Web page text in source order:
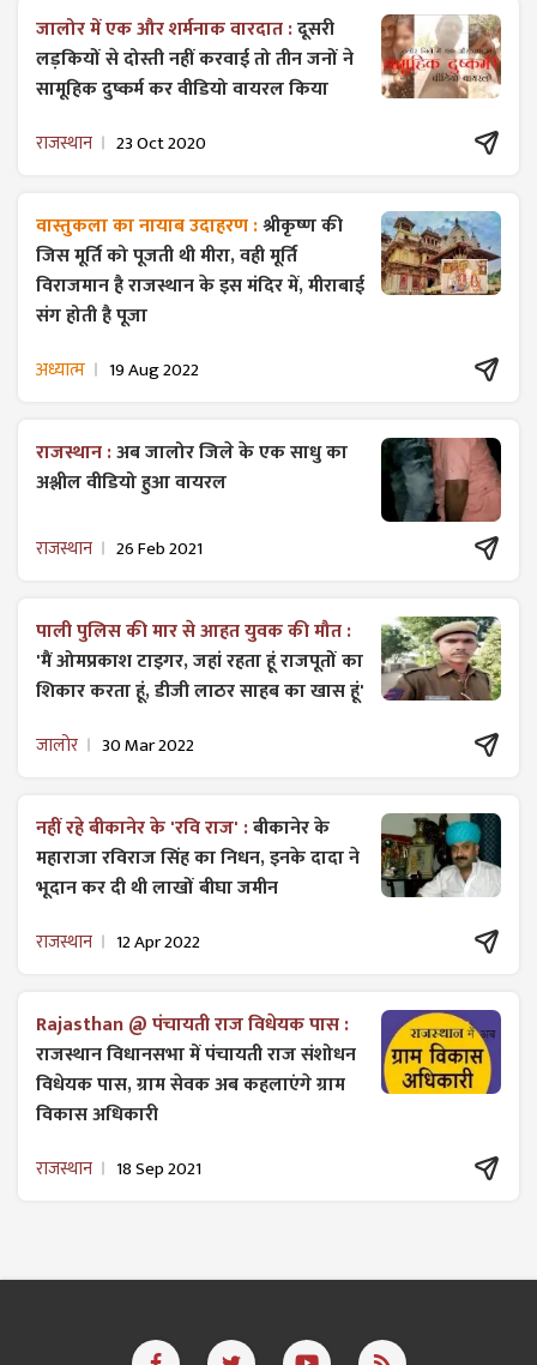
जालोर में एक और शर्मनाक वारदात :दूसरी
लड़कियों से दोस्ती नहीं करवाई तो तीन जनों ने
सामूहिक दुष्कर्म कर वीडियो वायरल किया
राजस्थान 23 Oct 2020
वास्तुकला का नायाब उदाहरण :श्रीकृष्ण की
जिस मूर्ति को पूजती थी मीरा, वही मूर्ति
विराजमान है राजस्थान के इस मंदिर में, मीराबाई
संग होती है पूजा
अध्यात्म 19 Aug 2022
राजस्थान :अब जालोर जिले के एक साधु का
अश्लील वीडियो हुआ वायरल
राजस्थान 26 Feb 2021
पाली पुलिस की मार से आहत युवक की मौत :
'मैं ओमप्रकाश टाइगर, जहां रहता हूं राजपूतों का
शिकार करता हूं, डीजी लाठर साहब का खास हूं'
जालोर 30 Mar 2022
नहीं रहे बीकानेर के 'रवि राज' :बीकानेर के
महाराजा रविराज सिंह का निधन, इनके दादा ने
भूदान कर दी थी लाखों बीघा जमीन
राजस्थान 12 Apr 2022
Rajasthan @ पंचायती राज विधेयक पास :
राजस्थान विधानसभा में पंचायती राज ​संशोधन
विधेयक पास, ग्राम सेवक अब कहलाएंगे ग्राम
विकास अधिकारी
राजस्थान 18 Sep 2021